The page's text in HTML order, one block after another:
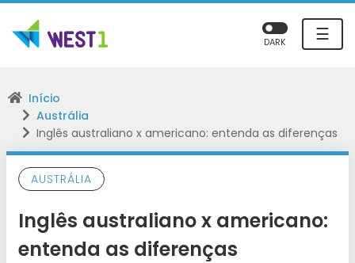
☰
DARK
Início
Austrália
Inglês australiano x americano: entenda as diferenças
AUSTRÁLIA
Inglês australiano x americano:
entenda as diferenças